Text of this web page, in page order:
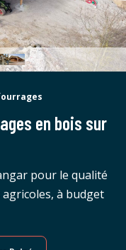
en bois sur
pour le qualité
à budget